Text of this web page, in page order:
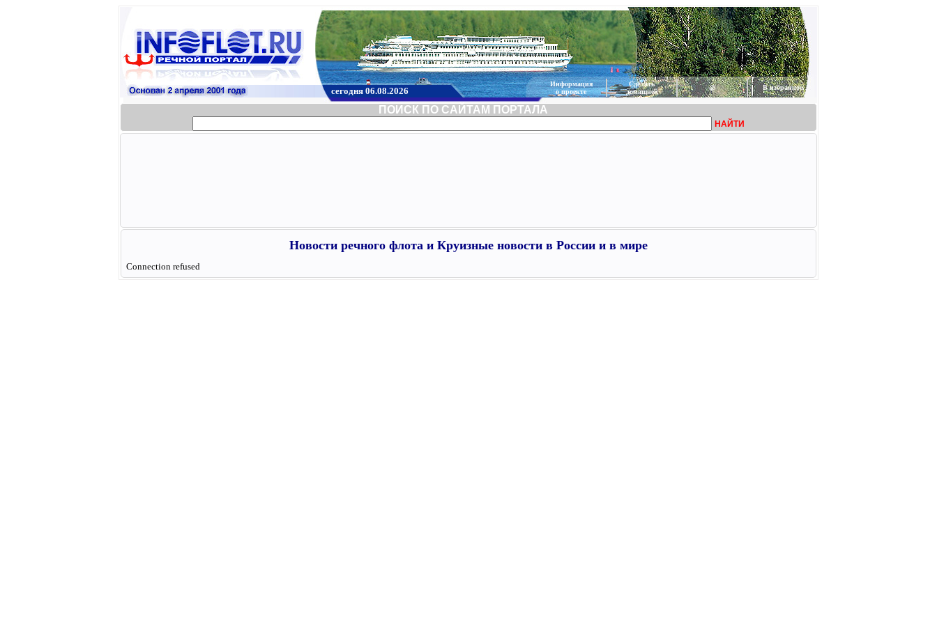
сегодня 06.08.2026
Информация
о проекте
Сделать
домашней
@ В избранное
ПОИСК ПО САЙТАМ ПОРТАЛА
НАЙТИ
Новости речного флота и Круизные новости в России и в мире
Connection refused